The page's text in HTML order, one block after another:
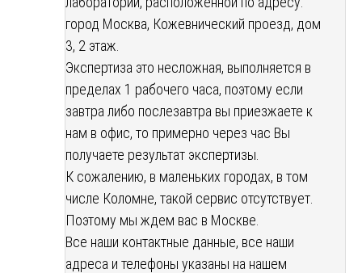
город Москва, Кожевнический проезд, дом
3, 2 этаж.
Экспертиза это несложная, выполняется в
пределах 1 рабочего часа, поэтому если
завтра либо послезавтра вы приезжаете к
нам в офис, то примерно через час Вы
получаете результат экспертизы.
К сожалению, в маленьких городах, в том
числе Коломне, такой сервис отсутствует.
Поэтому мы ждем вас в Москве.
Все наши контактные данные, все наши
адреса и телефоны указаны на нашем